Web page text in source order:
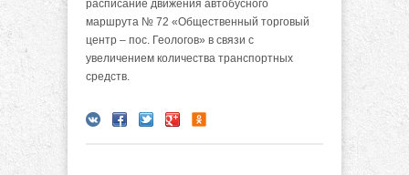
расписание движения автобусного
маршрута № 72 «Общественный торговый
центр – пос. Геологов» в связи с
увеличением количества транспортных
средств.